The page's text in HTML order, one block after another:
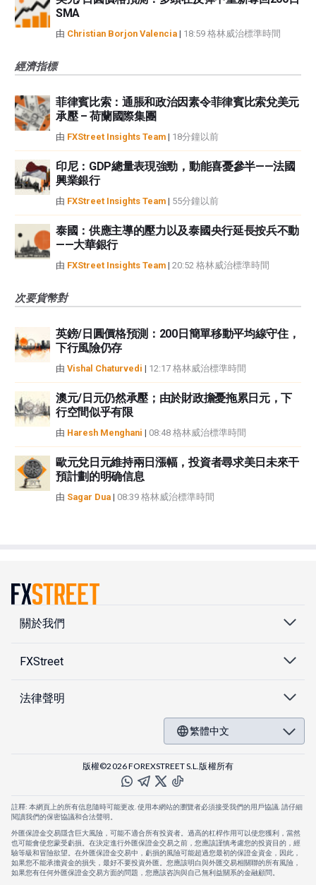
SMA
由 Christian Borjon Valencia | 18:59 格林威治標準時間
經濟指標
菲律賓比索：通脹和政治因素令菲律賓比索兌美元
承壓 – 荷蘭國際集團
由 FXStreet Insights Team | 18分鐘以前
印尼：GDP總量表現強勁，動能喜憂參半——法國
興業銀行
由 FXStreet Insights Team | 55分鐘以前
泰國：供應主導的壓力以及泰國央行延長按兵不動
——大華銀行
由 FXStreet Insights Team | 20:52 格林威治標準時間
次要貨幣對
英鎊/日圓價格預測：200日簡單移動平均線守住，
下行風險仍存
由 Vishal Chaturvedi | 12:17 格林威治標準時間
澳元/日元仍然承壓；由於財政擔憂拖累日元，下
行空間似乎有限
由 Haresh Menghani | 08:48 格林威治標準時間
歐元兌日元維持兩日漲幅，投資者尋求美日未來干
預計劃的明确信息
由 Sagar Dua | 08:39 格林威治標準時間
關於我們
FXStreet
法律聲明
繁體中文
版權©2026 FOREXSTREET S.L.版權所有
註釋: 本網頁上的所有信息隨時可能更改. 使用本網站的瀏覽者必須接受我們的用戶協議. 請仔細
閱讀我們的保密協議和合法聲明。
外匯保證金交易隱含巨大風險，可能不適合所有投資者。過高的杠桿作用可以使您獲利，當然
也可能會使您蒙受虧損。在決定進行外匯保證金交易之前，您應該謹慎考慮您的投資目的，經
驗等級和冒險欲望。在外匯保證金交易中，虧損的風險可能超過您最初的保證金資金，因此，
如果您不能承擔資金的損失，最好不要投資外匯。您應該明白與外匯交易相關聯的所有風險，
如果您有任何外匯保證金交易方面的問題，您應該咨詢與自己無利益關系的金融顧問。